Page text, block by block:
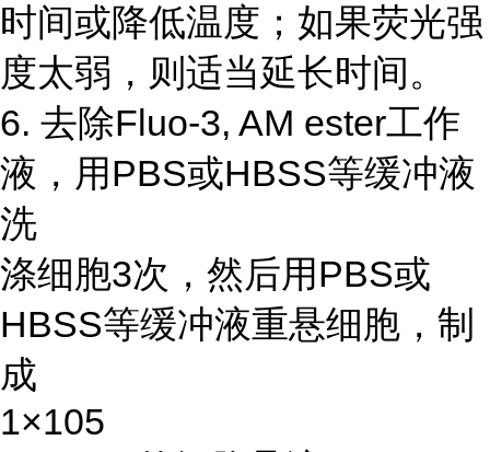
时间或降低温度；如果荧光强
度太弱，则适当延长时间。
6. 去除Fluo-3, AM ester工作
液，用PBS或HBSS等缓冲液
洗
涤细胞3次，然后用PBS或
HBSS等缓冲液重悬细胞，制
成
1×105